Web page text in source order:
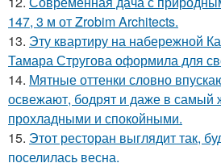
147, 3 м от Zrobim Architects.
13. Эту квартиру на набережной
Тамара Стругова оформила для
14. Мятные оттенки словно
освежают, бодрят и даже в самый
прохладными и спокойными.
15. Этот ресторан выглядит так,
поселилась весна.